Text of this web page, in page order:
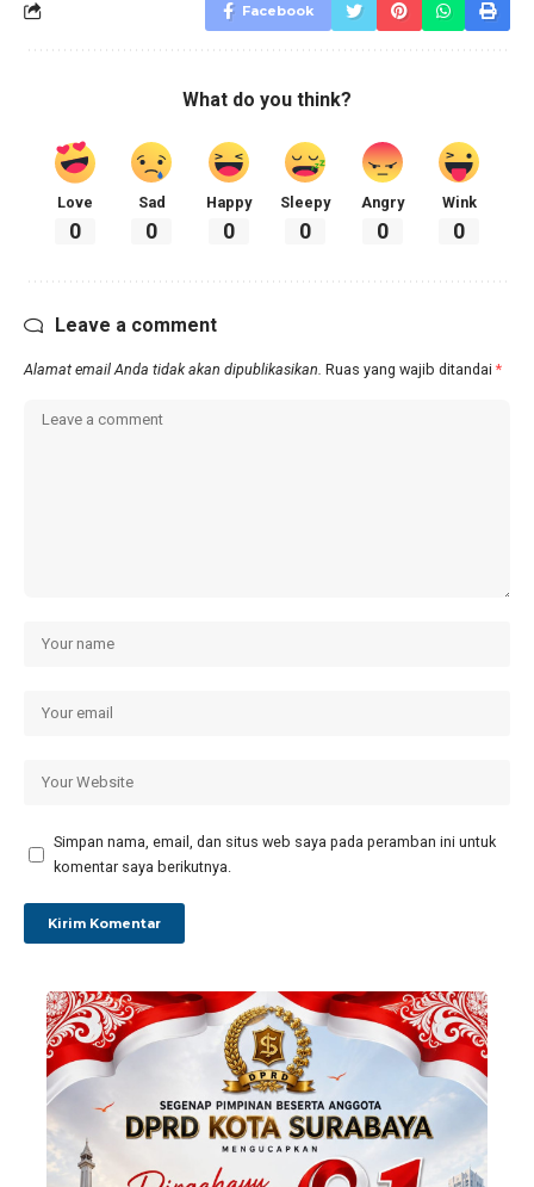
Facebook
What do you think?
Love
0
Sad
0
Happy
0
Sleepy
0
Angry
0
Wink
0
Leave a comment
Alamat email Anda tidak akan dipublikasikan. Ruas yang wajib ditandai *
Simpan nama, email, dan situs web saya pada peramban ini untuk
komentar saya berikutnya.